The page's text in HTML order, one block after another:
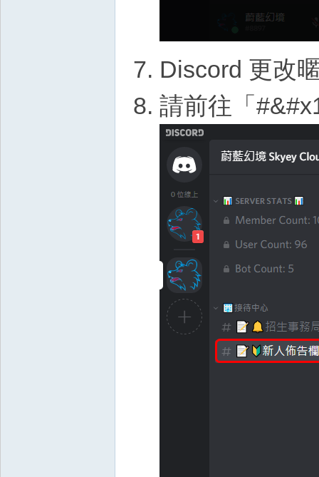
Discord 更改
請前往「